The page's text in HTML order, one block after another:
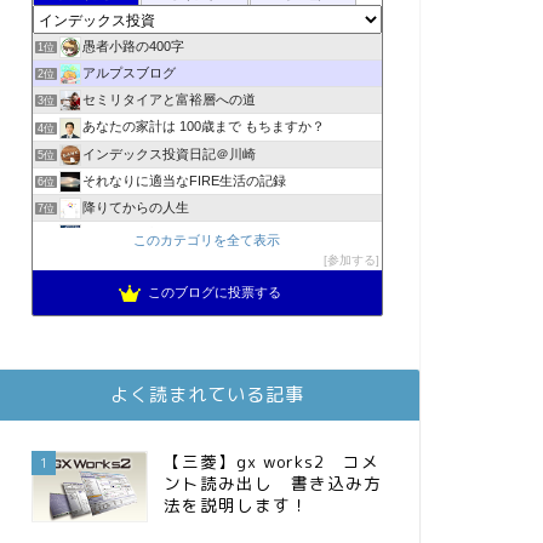
1位 愚者小路の400字
2位 アルプスブログ
3位 セミリタイアと富裕層への道
4位 あなたの家計は 100歳まで もちますか？
5位 インデックス投資日記＠川崎
6位 それなりに適当なFIRE生活の記録
7位 降りてからの人生
2023年(46歳)FIRE！！！＠20XX年FIRE！！！
スパコンSEが効率的投資で一家セミリタイアするブログ
11位 3階建ての資産形成
13位 庶民的家族がインデックス投資でセミリタイア目指してみた
FPが実践するお金の知恵を磨く勉強会
15位 インデックス投資でも富裕層
このカテゴリを全て表示
参加する
このブログに投票する
よく読まれている記事
1
【三菱】gx works2 コメ
ント読み出し 書き込み方
法を説明します！